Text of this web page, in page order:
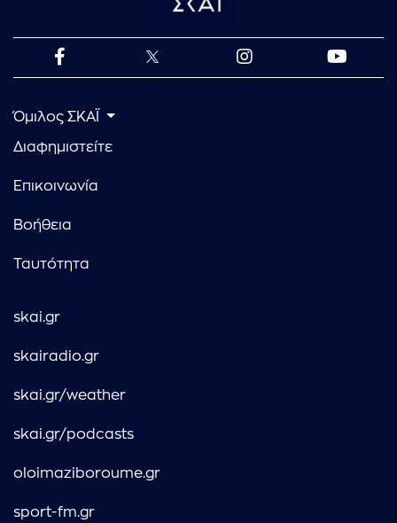
Όμιλος ΣΚΑΪ
Διαφημιστείτε
Επικοινωνία
Βοήθεια
Ταυτότητα
skai.gr
skairadio.gr
skai.gr/weather
skai.gr/podcasts
oloimaziboroume.gr
sport-fm.gr